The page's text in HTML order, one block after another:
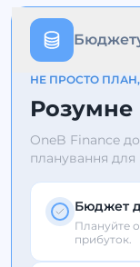
НЕ ПРОСТО ПЛАН,
OneB Finance
планування для
Бюджет
Плануйте
прибуток.